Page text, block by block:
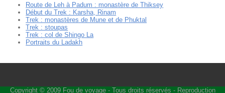
Route de Leh à Padum : monastère de Thiksey
Début du Trek : Karsha, Rinam
Trek : monastères de Mune et de Phuktal
Trek : stoupas
Trek : col de Shingo La
Portraits du Ladakh
Copyright © 2009 Fou de voyage- Tous droits réservés - Reproduction